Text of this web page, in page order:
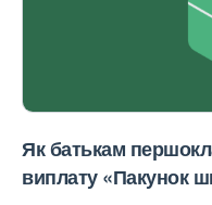
Як батькам
виплату «Пакунок